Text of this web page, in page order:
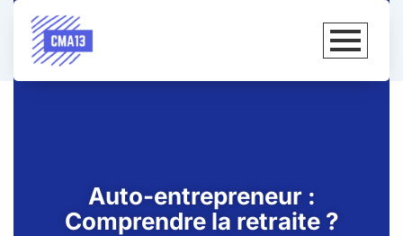
Auto-entrepreneur :
Comprendre la retraite ?